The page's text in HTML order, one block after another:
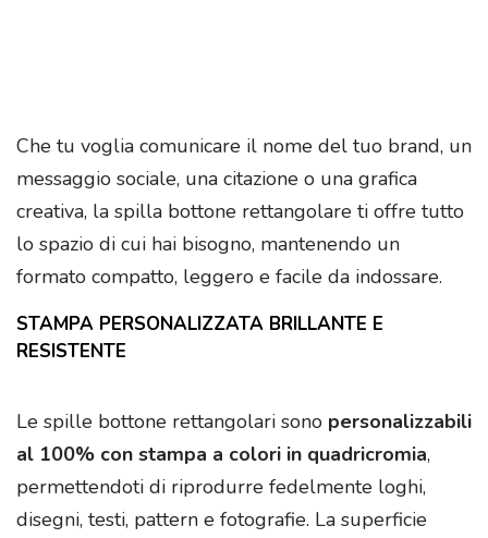
Che tu voglia comunicare il nome del tuo brand, un
messaggio sociale, una citazione o una grafica
creativa, la spilla bottone rettangolare ti offre tutto
lo spazio di cui hai bisogno, mantenendo un
formato compatto, leggero e facile da indossare.
STAMPA PERSONALIZZATA BRILLANTE E
RESISTENTE
Le spille bottone rettangolari sono personalizzabili
al 100% con stampa a colori in quadricromia,
permettendoti di riprodurre fedelmente loghi,
disegni, testi, pattern e fotografie. La superficie